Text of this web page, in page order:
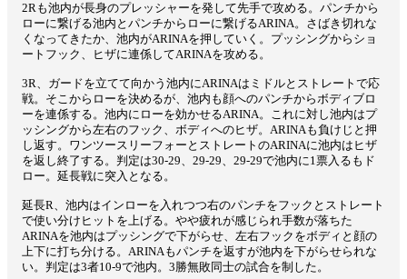
2Rも池内が長身のプレッシャーを発して先手で攻める。パンチから
ローに繋げる池内とパンチからローに繋げるARINA。さばき切れな
くなってきたか、池内がARINAを押していく。プッシングからショ
ートフック、ヒザに連係してARINAを攻める。
3R、ガードを立てて向かう池内にARINAはミドルとストレートで応
戦。そこからローを決めるが、池内も顔へのパンチからボディブロ
ーを連係する。池内にローを効かせるARINA。これに対し池内はプ
ッシングから左右のフック、ボディへのヒザ。ARINAも負けじと押
し返す。ワンツースリーフォーとストレートのARINAに池内はヒザ
を返し終了する。判定は30-29、29-29、29-29で池内に1票入るもド
ロー。延長戦に突入となる。
延長R、池内はインローを入れつつ右のパンチをフックとストレート
で使い分けヒットを上げる。やや疲れが感じられ手数が落ちた
ARINAを池内はプッシングで下がらせ、左右フックをボディと顔の
上下に打ち分ける。ARINAもパンチを返すが池内を下がらせられな
い。判定は3者10-9で池内。3勝無敗同士の試合を制した。